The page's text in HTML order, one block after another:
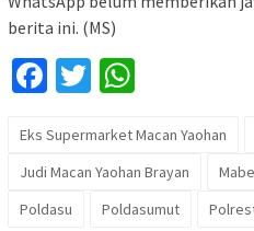
berita ini. (MS)
Facebook
Twitter
Eks Supermarket Macan Yaohan
Judi Macan Yaohan Brayan
Poldasu
Poldasumut